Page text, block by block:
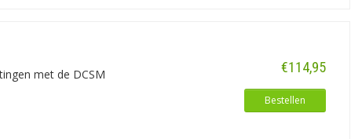
aan opladers, acculaders,
haast elk elektrisch voertuig, - vaartuig
Zoals ook voor laden via
met de DCSM
€114,95
Bestellen